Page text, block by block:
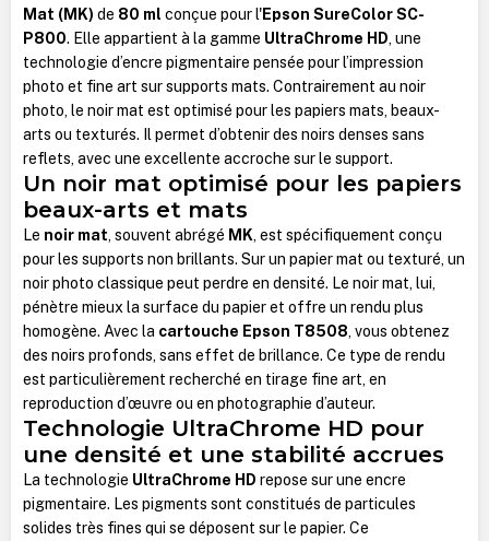
Mat (MK) de 80 ml conçue pour l'Epson SureColor SC-
P800. Elle appartient à la gamme UltraChrome HD, une
technologie d’encre pigmentaire pensée pour l’impression
photo et fine art sur supports mats. Contrairement au noir
photo, le noir mat est optimisé pour les papiers mats, beaux-
arts ou texturés. Il permet d’obtenir des noirs denses sans
reflets, avec une excellente accroche sur le support.
Un noir mat optimisé pour les papiers
beaux-arts et mats
Le noir mat, souvent abrégé MK, est spécifiquement conçu
pour les supports non brillants. Sur un papier mat ou texturé, un
noir photo classique peut perdre en densité. Le noir mat, lui,
pénètre mieux la surface du papier et offre un rendu plus
homogène. Avec la cartouche Epson T8508, vous obtenez
des noirs profonds, sans effet de brillance. Ce type de rendu
est particulièrement recherché en tirage fine art, en
reproduction d’œuvre ou en photographie d’auteur.
Technologie UltraChrome HD pour
une densité et une stabilité accrues
La technologie UltraChrome HD repose sur une encre
pigmentaire. Les pigments sont constitués de particules
solides très fines qui se déposent sur le papier. Ce